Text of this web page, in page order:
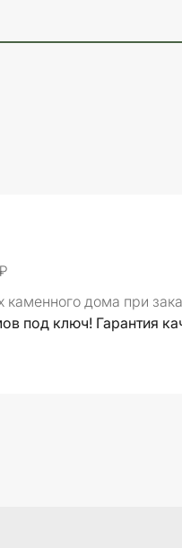
каменного дома при
под ключ! Гарантия